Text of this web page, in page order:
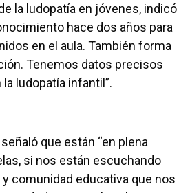
la ludopatía en jóvenes, indicó
hace dos años para
en el aula. También forma
Tenemos datos precisos
ludopatía infantil”.
que están “en plena
si nos están escuchando
comunidad educativa que nos